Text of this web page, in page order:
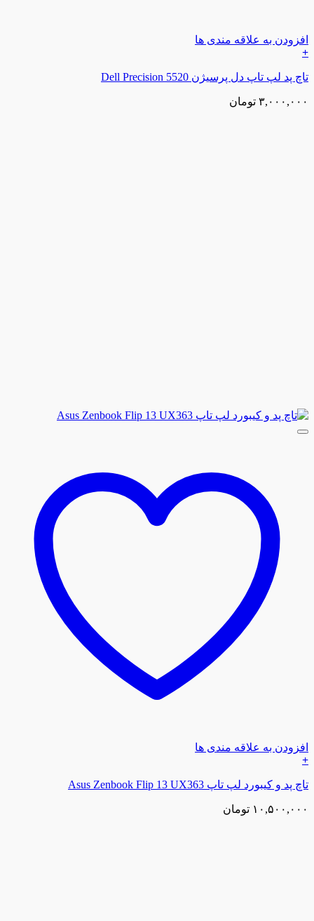
افزودن به علاقه مندی ها
+
تاچ پد لپ تاپ دل پرسیژن Dell Precision 5520
۳,۰۰۰,۰۰۰ تومان
افزودن به علاقه مندی ها
+
تاچ پد و کیبورد لپ تاپ Asus Zenbook Flip 13 UX363
۱۰,۵۰۰,۰۰۰ تومان